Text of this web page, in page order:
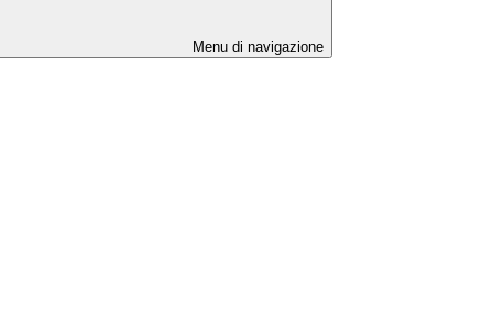
Menu di navigazione